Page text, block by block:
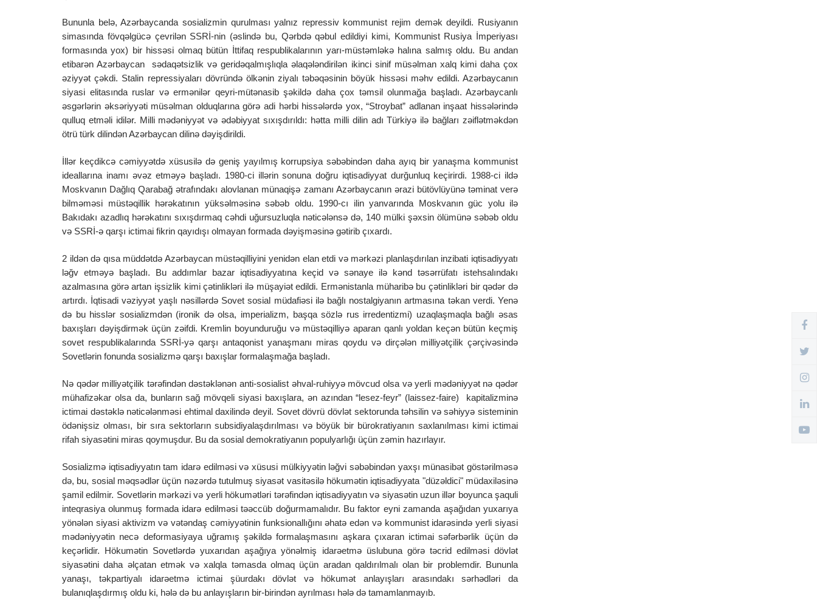
Bununla belə, Azərbaycanda sosializmin qurulması yalnız repressiv kommunist rejim demək deyildi. Rusiyanın
simasında fövqəlgücə çevrilən SSRİ-nin (əslində bu, Qərbdə qəbul edildiyi kimi, Kommunist Rusiya İmperiyası
formasında yox) bir hissəsi olmaq bütün İttifaq respublikalarının yarı-müstəmləkə halına salmış oldu. Bu andan
etibarən Azərbaycan sədaqətsizlik və geridəqalmışlıqla əlaqələndirilən ikinci sinif müsəlman xalq kimi daha çox
əziyyət çəkdi. Stalin repressiyaları dövründə ölkənin ziyalı təbəqəsinin böyük hissəsi məhv edildi. Azərbaycanın
siyasi elitasında ruslar və ermənilər qeyri-mütənasib şəkildə daha çox təmsil olunmağa başladı. Azərbaycanlı
əsgərlərin əksəriyyəti müsəlman olduqlarına görə adi hərbi hissələrdə yox, “Stroybat” adlanan inşaat hissələrində
qulluq etməli idilər. Milli mədəniyyət və ədəbiyyat sıxışdırıldı: hətta milli dilin adı Türkiyə ilə bağları zəiflətməkdən
ötrü türk dilindən Azərbaycan dilinə dəyişdirildi.
İllər keçdikcə cəmiyyətdə xüsusilə də geniş yayılmış korrupsiya səbəbindən daha ayıq bir yanaşma kommunist
ideallarına inamı əvəz etməyə başladı. 1980-ci illərin sonuna doğru iqtisadiyyat durğunluq keçirirdi. 1988-ci ildə
Moskvanın Dağlıq Qarabağ ətrafındakı alovlanan münaqişə zamanı Azərbaycanın ərazi bütövlüyünə təminat verə
bilməməsi müstəqillik hərəkatının yüksəlməsinə səbəb oldu. 1990-cı ilin yanvarında Moskvanın güc yolu ilə
Bakıdakı azadlıq hərəkatını sıxışdırmaq cəhdi uğursuzluqla nəticələnsə də, 140 mülki şəxsin ölümünə səbəb oldu
və SSRİ-ə qarşı ictimai fikrin qayıdışı olmayan formada dəyişməsinə gətirib çıxardı.
2 ildən də qısa müddətdə Azərbaycan müstəqilliyini yenidən elan etdi və mərkəzi planlaşdırılan inzibati iqtisadiyyatı
ləğv etməyə başladı. Bu addımlar bazar iqtisadiyyatına keçid və sənaye ilə kənd təsərrüfatı istehsalındakı
azalmasına görə artan işsizlik kimi çətinlikləri ilə müşayiət edildi. Ermənistanla müharibə bu çətinlikləri bir qədər də
artırdı. İqtisadi vəziyyət yaşlı nəsillərdə Sovet sosial müdafiəsi ilə bağlı nostalgiyanın artmasına təkan verdi. Yenə
də bu hisslər sosializmdən (ironik də olsa, imperializm, başqa sözlə rus irredentizmi) uzaqlaşmaqla bağlı əsas
baxışları dəyişdirmək üçün zəifdi. Kremlin boyunduruğu və müstəqilliyə aparan qanlı yoldan keçən bütün keçmiş
sovet respublikalarında SSRİ-yə qarşı antaqonist yanaşmanı miras qoydu və dirçələn milliyətçilik çərçivəsində
Sovetlərin fonunda sosializmə qarşı baxışlar formalaşmağa başladı.
Nə qədər milliyətçilik tərəfindən dəstəklənən anti-sosialist əhval-ruhiyyə mövcud olsa və yerli mədəniyyət nə qədər
mühafizəkar olsa da, bunların sağ mövqeli siyasi baxışlara, ən azından “lesez-feyr” (laissez-faire) kapitalizminə
ictimai dəstəklə nəticələnməsi ehtimal daxilində deyil. Sovet dövrü dövlət sektorunda təhsilin və səhiyyə sisteminin
ödənişsiz olması, bir sıra sektorların subsidiyalaşdırılması və böyük bir bürokratiyanın saxlanılması kimi ictimai
rifah siyasətini miras qoymuşdur. Bu da sosial demokratiyanın populyarlığı üçün zəmin hazırlayır.
Sosializmə iqtisadiyyatın tam idarə edilməsi və xüsusi mülkiyyətin ləğvi səbəbindən yaxşı münasibət göstərilməsə
də, bu, sosial məqsədlər üçün nəzərdə tutulmuş siyasət vasitəsilə hökumətin iqtisadiyyata "düzəldici" müdaxiləsinə
şamil edilmir. Sovetlərin mərkəzi və yerli hökumətləri tərəfindən iqtisadiyyatın və siyasətin uzun illər boyunca şaquli
inteqrasiya olunmuş formada idarə edilməsi təəccüb doğurmamalıdır. Bu faktor eyni zamanda aşağıdan yuxarıya
yönələn siyasi aktivizm və vətəndaş cəmiyyətinin funksionallığını əhatə edən və kommunist idarəsində yerli siyasi
mədəniyyətin necə deformasiyaya uğramış şəkildə formalaşmasını aşkara çıxaran ictimai səfərbərlik üçün də
keçərlidir. Hökumətin Sovetlərdə yuxarıdan aşağıya yönəlmiş idarəetmə üslubuna görə təcrid edilməsi dövlət
siyasətini daha əlçatan etmək və xalqla təmasda olmaq üçün aradan qaldırılmalı olan bir problemdir. Bununla
yanaşı, təkpartiyalı idarəetmə ictimai şüurdakı dövlət və hökumət anlayışları arasındakı sərhədləri da
bulanıqlaşdırmış oldu ki, hələ də bu anlayışların bir-birindən ayrılması hələ də tamamlanmayıb.